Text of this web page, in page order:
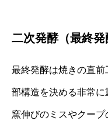
二次発酵（最終発
最終発酵は焼きの直
部構造を決める非常
窯伸びのミスやクー